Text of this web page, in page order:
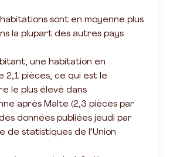
sont en moyenne plus
la plupart des autres pays
une habitation en
2,1 pièces, ce qui est le
le plus élevé dans
après Malte (2,3 pièces par
données publiées jeudi par
de statistiques de l’Union